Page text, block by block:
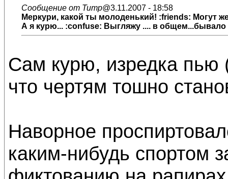
Сообщение от Титр@3.11.2007 - 18:58
Меркури, какой ты молоденький! :friends: Могут
А я курю... :confuse: Выгляжу .... в общем...бывало
Сам курю, изредка пью
что чертям тошно
Наворное
каким-нибудь спортом